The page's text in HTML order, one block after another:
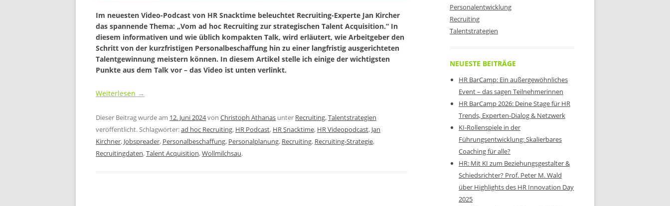
Im neuesten Video-Podcast von HR Snacktime beleuchtet Recruiting-Experte Jan Kircher
das spannende Thema: „Vom ad hoc Recruiting zur strategischen Talent Acquisition.“ In
diesem informativen und wie üblich kompakten Talk, wird erläutert, wie Arbeitgeber den
Schritt von der kurzfristigen Personalbeschaffung hin zu einer langfristig ausgerichteten
Talentgewinnung meistern können. In diesem Artikel stelle ich einige der wichtigsten
Punkte aus dem Talk vor – das Video ist unten verlinkt.
Weiterlesen →
Dieser Beitrag wurde am 12. Juni 2024von Christoph Athanas unter Recruiting,Talentstrategien
veröffentlicht. Schlagwörter:ad hoc Recruiting, HR Podcast, HR Snacktime, HR Videopodcast, Jan
Kirchner, Jobspreader, Personalbeschaffung, Personalplanung, Recruiting, Recruiting-Strategie,
Recruitingdaten,Talent Acquisition,Wollmilchsau.
Personalentwicklung
Recruiting
Talentstrategien
NEUESTE BEITRÄGE
HR BarCamp: Ein außergewöhnliches
Event – das sagen Teilnehmerinnen
HR BarCamp 2026: Deine Stage für HR
Trends, Experten-Dialog & Netzwerk
KI-Rollenspiele in der
Führungsentwicklung: Skalierbares
Coaching für alle?
HR: Mit KI zum Beziehungsgestalter &
Schiedsrichter? Prof. Peter M. Wald
über Highlights des HR Innovation Day
2025